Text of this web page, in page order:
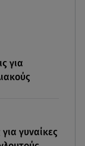
Athens
για
γυναίκες